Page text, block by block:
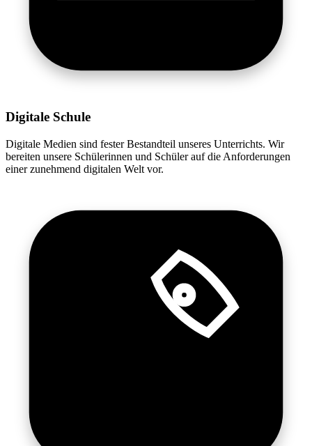
Digitale Schule
Digitale Medien sind fester Bestandteil unseres Unterrichts. Wir
bereiten unsere Schülerinnen und Schüler auf die Anforderungen
einer zunehmend digitalen Welt vor.